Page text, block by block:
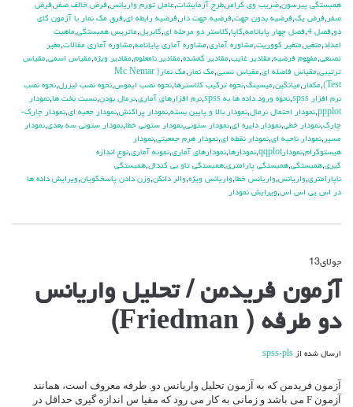
همبستگي پيرسون,ضريب وي كرامر ,طرح آزمايشات,عامل تورم واريانس,فرض خالف صفر ,فرض
صفر ,فرض يك,فرضيه بدون جهت,فرضيه جهت دار ,فرضيه رابطه اي,فرق مك نمار با آزمون كاي
دو,فصل 4 ,فصل چهار پايانامه,كاپا,كلاستر دو مرحله اي,گابريل,ماتريس همبستگي,ماهيت
اعداد,متغير ,متغير كووريت,مشاوره آماري,مشاوره آماري پايانامه,مشاوره آماري مقالات,مغير
تصنعي,مفهوم فرضيه,مقادير غايب,مقادير گمشده,مقادير نامعلوم,مقادير ويژه,مقياس اسمي,مقياس
ترتيبي,مقياس فاصله اي,مقياس نسبي,مك نمار ,
مك نمار( Mc Nemar
Test)
,مكمار ,ميانگين,ميسينگ,نحوه تركيب كلاسترها,نحوه نصب ايموس,نحوه نصب ليزرل,نحوه نصب
نرم افزار spss
,نحوه ورود داده ها به spss ,نرم افزارهاي آماري,نرمال بودن,نسبت بخت ها,نمودار
ppplot
,نمودار احتمال نرمال,نمودار بالا و پايين بسته,نمودار پراكنش,نمودار جعبه اي,نمودار چارك-
چارك,نمودار خطي,نمودار دايره اي,نمودار ستوني,نمودار ستوني خطا,نمودار ستوني سه بعدي,نمودار
مسير ,نمودار ناحيه اي,نمودار نقطه اي,نمودار هرم جمعيتي,نمودار
هيستوگرام,نمودارqqplot ,نمودارها,نمودارهاي آماري,نمونه آماري,نوع اندازه
گيري,همبستگي,همبستگي پارامتري,همبستگي تاو بي کندال,همبستگي
ناپارامتري,واريانس,واريانس خطا,واريانس ويژه,والر دانكن,وزن دادن پاسخگويان,ويرايش داده ها
در اس پي اس اس,ويرايش نمودار
جولای13
آزمون
فریدمن
/
تحلیل
دو
Friedman)
آزمون فریدمن / تحلیل واریانس
دو طرفه ( Friedman)
ارسال شده از spss-pls
آزمون فریدمن که به آزمون تحلیل واریانس دو. طرفه معروف است، همانند
آزمون F می باشد و زمانی به کار می رود که مقیا س اندازه گیری حداقل در